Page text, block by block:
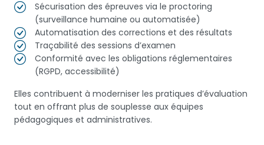
Sécurisation des épreuves via le proctoring
(surveillance humaine ou automatisée)
Automatisation des corrections et des résultats
Traçabilité des sessions d’examen
Conformité avec les obligations réglementaires
(RGPD, accessibilité)
Elles contribuent à moderniser les pratiques d’évaluation
tout en offrant plus de souplesse aux équipes
pédagogiques et administratives.